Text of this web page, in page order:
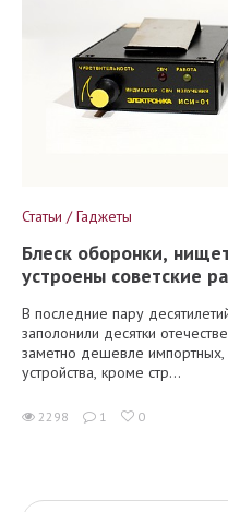
Статьи / Гаджеты
Блеск оборонки,
устроены советские
В последние пару
заполонили десятки
заметно дешевле импортных,
устройства, кроме стр...
2298 1 0